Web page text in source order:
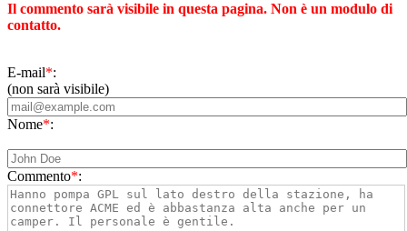
Il commento sarà visibile in questa pagina. Non è un modulo di
contatto.
E-mail*:
(non sarà visibile)
Nome*:
Commento*: